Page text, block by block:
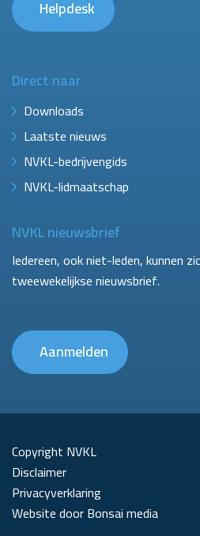
Helpdesk
Direct naar
Downloads
Laatste nieuws
NVKL-bedrijvengids
NVKL-lidmaatschap
NVKL nieuwsbrief
Iedereen, ook niet-leden, kunnen
tweewekelijkse nieuwsbrief.
Aanmelden
Copyright NVKL
Disclaimer
Privacyverklaring
Website door Bonsai media